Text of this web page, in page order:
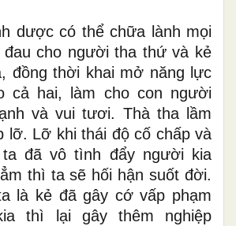
dược có thể chữa lành mọi
đau cho người tha thứ và kẻ
đồng thời khai mở năng lực
cả hai, làm cho con người
và vui tươi. Thà tha lầm
lỡ. Lỡ khi thái độ cố chấp và
đã vô tình đẩy người kia
thì ta sẽ hối hận suốt đời.
là kẻ đã gây cớ vấp phạm
thì lại gây thêm nghiệp